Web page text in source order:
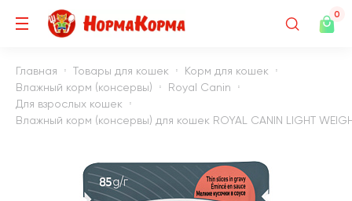
0
Главная Товары для кошек
Корм для кошек
Влажный корм (консервы)
Royal Canin
Для взрослых кошек
Влажный корм (консервы) для кошек ROYAL CANIN LIGHT